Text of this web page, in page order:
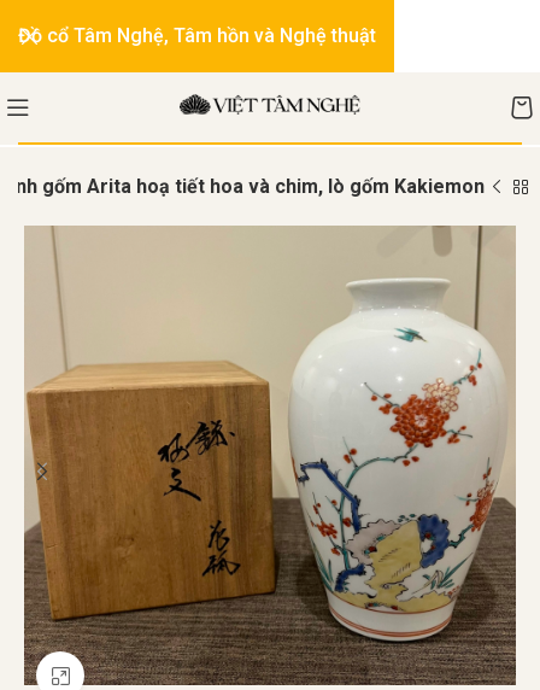
gốm Arita hoạ tiết hoa và chim, lò gốm Kakiemon
Click to enlarge
Đồ cổ Tâm Nghệ, Tâm hồn và Nghệ thuật